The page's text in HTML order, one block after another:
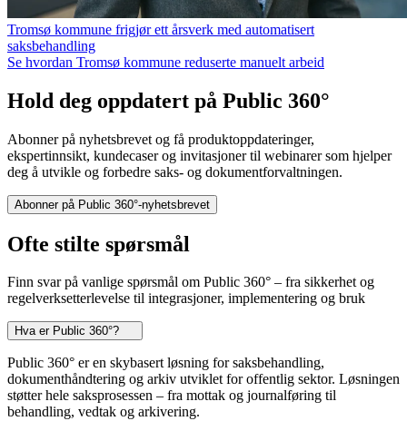
Tromsø kommune frigjør ett årsverk med automatisert
saksbehandling
Se hvordan Tromsø kommune reduserte manuelt arbeid
Hold deg oppdatert på Public 360°
Abonner på nyhetsbrevet og få produktoppdateringer,
ekspertinnsikt, kundecaser og invitasjoner til webinarer som hjelper
deg å utvikle og forbedre saks- og dokumentforvaltningen.
Abonner på Public 360°-nyhetsbrevet
Ofte stilte spørsmål
Finn svar på vanlige spørsmål om Public 360° – fra sikkerhet og
regelverksetterlevelse til integrasjoner, implementering og bruk
Hva er Public 360°?
Public 360° er en skybasert løsning for saksbehandling,
dokumenthåndtering og arkiv utviklet for offentlig sektor. Løsningen
støtter hele saksprosessen – fra mottak og journalføring til
behandling, vedtak og arkivering.